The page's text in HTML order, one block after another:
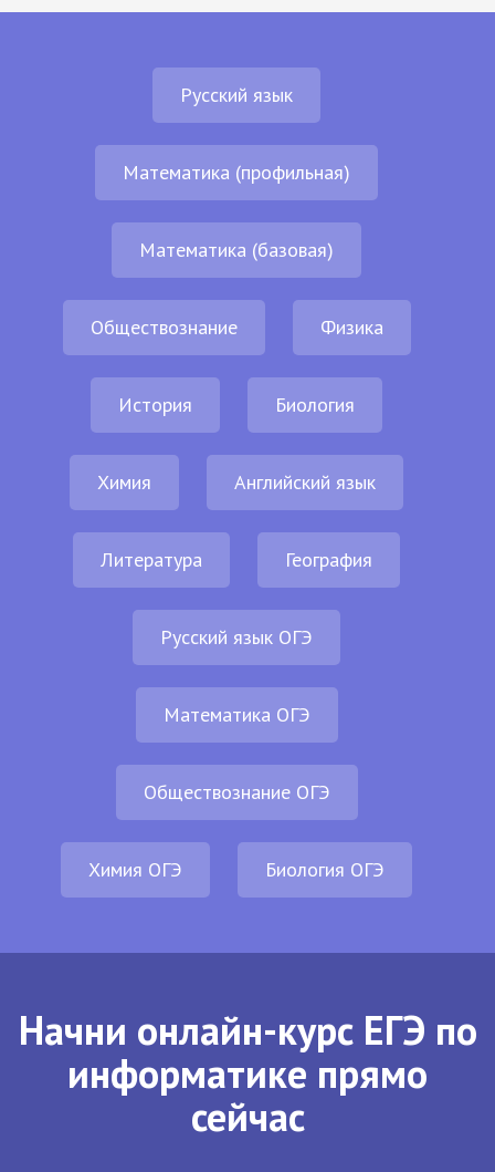
Русский язык
Математика (профильная)
Математика (базовая)
Обществознание Физика
История Биология
Химия Английский язык
Литература География
Русский язык ОГЭ
Математика ОГЭ
Обществознание ОГЭ
Химия ОГЭ Биология ОГЭ
Начни онлайн-курс ЕГЭ по
информатике прямо
сейчас